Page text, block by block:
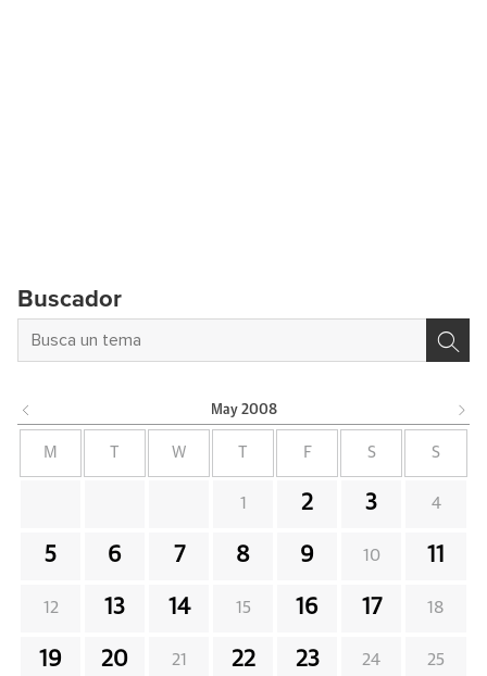
Buscador
May 2008
M W F S S
1 2 3 4
5 6 7 8 9 10 11
12 13 14 15 16 17 18
19 20 21 22 23 24 25